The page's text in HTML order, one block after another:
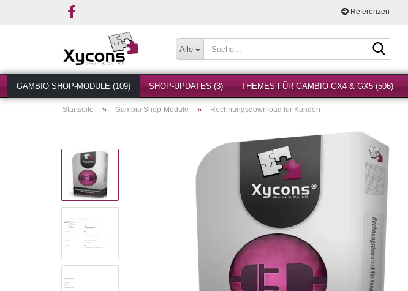
Referenzen
Alle
GAMBIO SHOP-MODULE (109) SHOP-UPDATES (3) THEMES FÜR GAMBIO GX4 & GX5 (506)
Startseite » Gambio Shop-Module » Rechnungsdownload für Kunden